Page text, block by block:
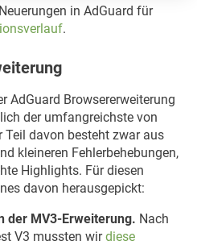
in AdGuard für
.
AdGuard Browsererweiterung
der umfangreichste von
Teil davon besteht zwar aus
kleineren Fehlerbehebungen,
Highlights. Für diesen
davon herausgepickt:
der MV3-Erweiterung. Nach
V3 mussten wirdiese